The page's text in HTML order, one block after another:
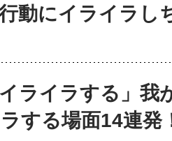
行動にイライラし
イライラする」我
する場面14連発